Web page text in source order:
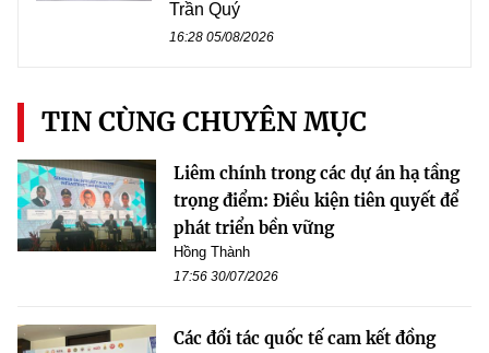
Trần Quý
16:28 05/08/2026
TIN CÙNG CHUYÊN MỤC
Liêm chính trong các dự án hạ tầng
trọng điểm: Điều kiện tiên quyết để
phát triển bền vững
Hồng Thành
17:56 30/07/2026
Các đối tác quốc tế cam kết đồng